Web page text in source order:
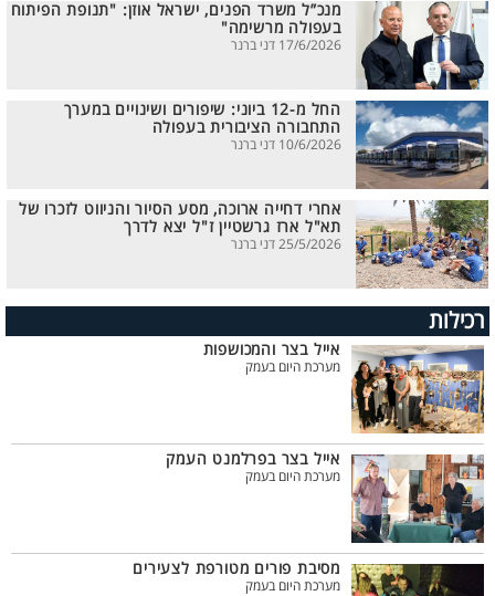
מנכ”ל משרד הפנים, ישראל אוזן: "תנופת הפיתוח
בעפולה מרשימה"
17/6/2026 דני ברנר
החל מ-12 ביוני: שיפורים ושינויים במערך
התחבורה הציבורית בעפולה
10/6/2026 דני ברנר
אחרי דחייה ארוכה, מסע הסיור והניווט לזכרו של
תא"ל ארז גרשטיין ז"ל יצא לדרך
25/5/2026 דני ברנר
רכילות
אייל בצר והמכושפות
מערכת היום בעמק
אייל בצר בפרלמנט העמק
מערכת היום בעמק
מסיבת פורים מטורפת לצעירים
מערכת היום בעמק